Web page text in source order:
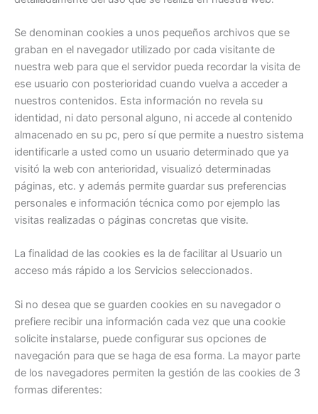
Se denominan cookies a unos pequeños archivos que se
graban en el navegador utilizado por cada visitante de
nuestra web para que el servidor pueda recordar la visita de
ese usuario con posterioridad cuando vuelva a acceder a
nuestros contenidos. Esta información no revela su
identidad, ni dato personal alguno, ni accede al contenido
almacenado en su pc, pero sí que permite a nuestro sistema
identificarle a usted como un usuario determinado que ya
visitó la web con anterioridad, visualizó determinadas
páginas, etc. y además permite guardar sus preferencias
personales e información técnica como por ejemplo las
visitas realizadas o páginas concretas que visite.
La finalidad de las cookies es la de facilitar al Usuario un
acceso más rápido a los Servicios seleccionados.
Si no desea que se guarden cookies en su navegador o
prefiere recibir una información cada vez que una cookie
solicite instalarse, puede configurar sus opciones de
navegación para que se haga de esa forma. La mayor parte
de los navegadores permiten la gestión de las cookies de 3
formas diferentes: